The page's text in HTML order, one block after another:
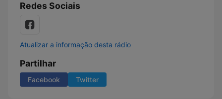
Redes Sociais
Atualizar a informação desta rádio
Partilhar
Facebook Twitter